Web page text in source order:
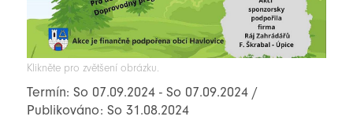
Klikněte pro zvětšení obrázku.
Termín: So 07.09.2024 - So 07.09.2024 /
Publikováno: So 31.08.2024